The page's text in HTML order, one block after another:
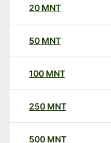
20 MNT
50 MNT
100 MNT
250 MNT
500 MNT